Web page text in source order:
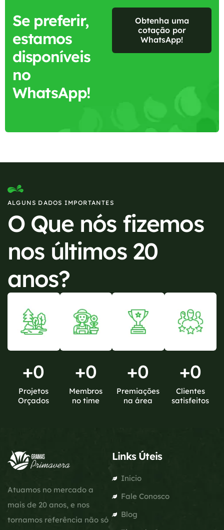
Se preferir,
estamos
disponíveis
no
WhatsApp!
Obtenha uma
cotação por
WhatsApp!
ALGUNS DADOS IMPORTANTES
O Que nós fizemos
nos últimos 20
anos?
+0
Projetos
Orçados
+0
Membros
no time
+0
Premiações
na área
+0
Clientes
satisfeitos
Atuamos no mercado a
mais de 20 anos, e nos
tornamos referência não só
Links Úteis
Início
Fale Conosco
Blog